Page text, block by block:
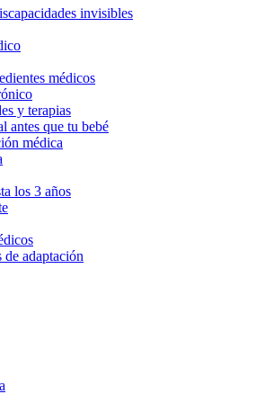
invisibles
médicos
y terapias
antes que tu bebé
médica
los 3 años
adaptación